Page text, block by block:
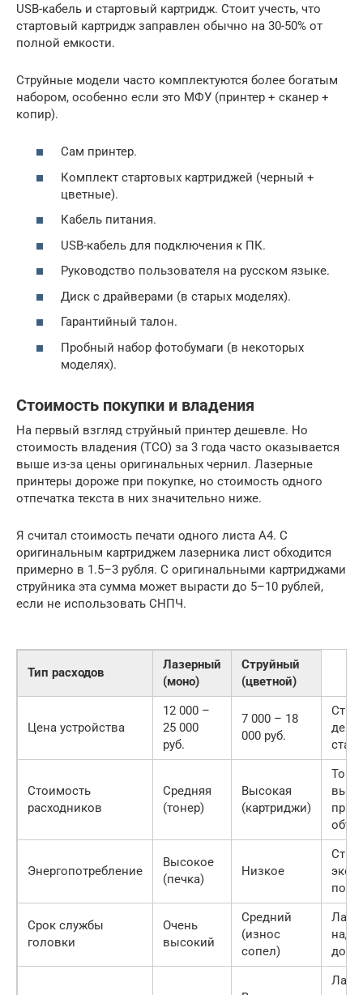
USB-кабель и стартовый картридж. Стоит учесть, что
стартовый картридж заправлен обычно на 30-50% от
полной емкости.
Струйные модели часто комплектуются более богатым
набором, особенно если это МФУ (принтер + сканер +
копир).
Сам принтер.
Комплект стартовых картриджей (черный +
цветные).
Кабель питания.
USB-кабель для подключения к ПК.
Руководство пользователя на русском языке.
Диск с драйверами (в старых моделях).
Гарантийный талон.
Пробный набор фотобумаги (в некоторых
моделях).
Стоимость покупки и владения
На первый взгляд струйный принтер дешевле. Но
стоимость владения (TCO) за 3 года часто оказывается
выше из-за цены оригинальных чернил. Лазерные
принтеры дороже при покупке, но стоимость одного
отпечатка текста в них значительно ниже.
Я считал стоимость печати одного листа А4. С
оригинальным картриджем лазерника лист обходится
примерно в 1.5–3 рубля. С оригинальными картриджами
струйника эта сумма может вырасти до 5–10 рублей,
если не использовать СНПЧ.
Тип расходов
Лазерный
(моно)
Струйный
(цветной)
Цена устройства
12 000 –
25 000
руб.
7 000 – 18
000 руб.
Стоимость
расходников
Средняя
(тонер)
Высокая
(картриджи)
при
Энергопотребление
Высокое
(печка)
Низкое
по
Срок службы
головки
Очень
высокий
Средний
(износ
сопел)